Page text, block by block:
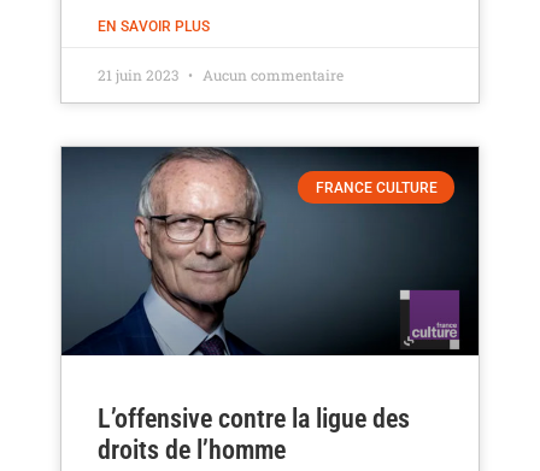
EN SAVOIR PLUS
21 juin 2023 Aucun commentaire
FRANCE CULTURE
L’offensive contre la ligue des
droits de l’homme